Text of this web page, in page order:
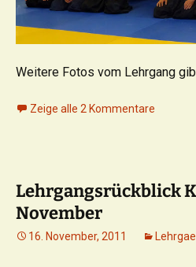
Weitere Fotos vom Lehrgang
Zeige alle 2 Kommentare
Lehrgangsrückblick
November
16. November, 2011